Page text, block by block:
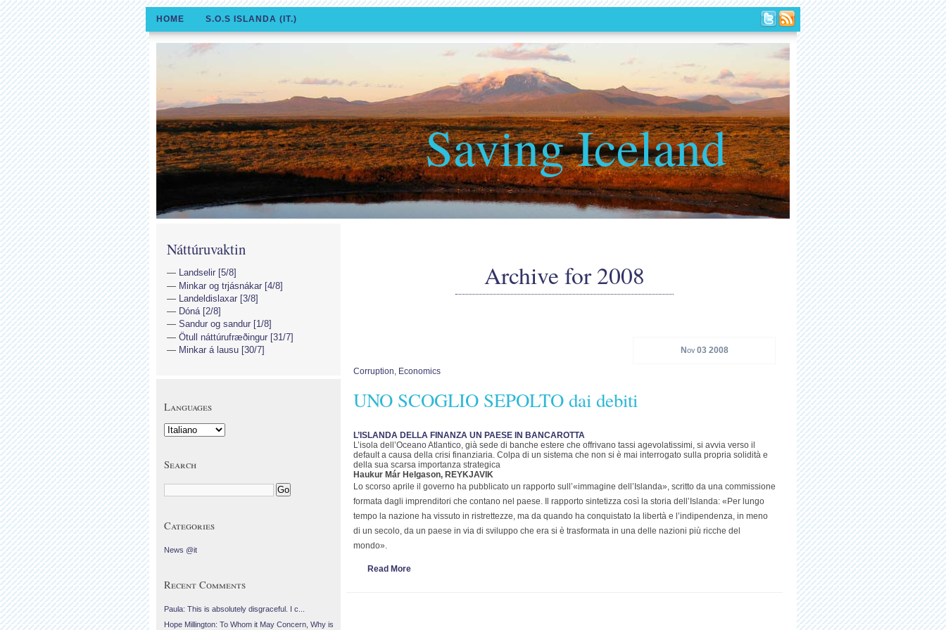
HOME S.O.S ISLANDA (IT.)
Saving Iceland
Archive for 2008
Nov 03 2008
Corruption, Economics
UNO SCOGLIO SEPOLTO dai debiti
L’ISLANDA DELLA FINANZA UN PAESE IN BANCAROTTA
L’isola dell’Oceano Atlantico, già sede di banche estere che offrivano tassi agevolatissimi, si avvia verso il
default a causa della crisi finanziaria. Colpa di un sistema che non si è mai interrogato sulla propria solidità e
della sua scarsa importanza strategica
Haukur Már Helgason, REYKJAVIK
Lo scorso aprile il governo ha pubblicato un rapporto sull’«immagine dell’Islanda», scritto da una commissione
formata dagli imprenditori che contano nel paese. Il rapporto sintetizza così la storia dell’Islanda: «Per lungo
tempo la nazione ha vissuto in ristrettezze, ma da quando ha conquistato la libertà e l’indipendenza, in meno
di un secolo, da un paese in via di sviluppo che era si è trasformata in una delle nazioni più ricche del
mondo».
Read More
Náttúruvaktin
Landselir [5/8]
Minkar og trjásnákar [4/8]
Landeldislaxar [3/8]
Dóná [2/8]
Sandur og sandur [1/8]
Ötull náttúrufræðingur [31/7]
Minkar á lausu [30/7]
Languages
Search
Categories
News @it
Recent Comments
Paula: This is absolutely disgraceful. I c...
Hope Millington: To Whom it May Concern, Why is